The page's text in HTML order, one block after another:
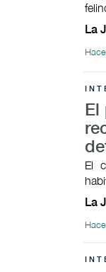
La
El
El
La